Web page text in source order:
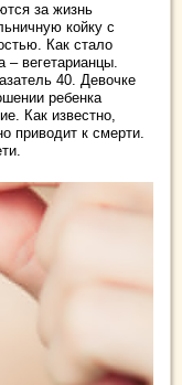
за жизнь
койку с
Как стало
вегетарианцы.
40. Девочке
ребенка
Как известно,
приводит к смерти.